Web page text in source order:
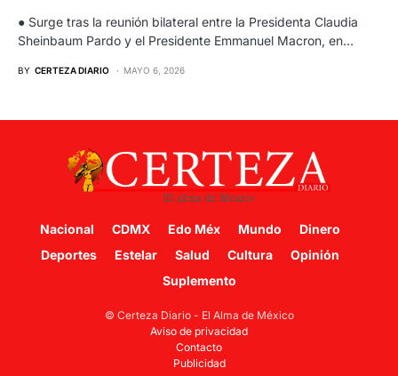
● Surge tras la reunión bilateral entre la Presidenta Claudia
Sheinbaum Pardo y el Presidente Emmanuel Macron, en…
BY CERTEZA DIARIO MAYO 6, 2026
Nacional CDMX Edo Méx Mundo
Dinero
Deportes
Estelar Salud Cultura
Opinión
Suplemento
© Certeza Diario - El Alma de México
Aviso de privacidad
Contacto
Publicidad